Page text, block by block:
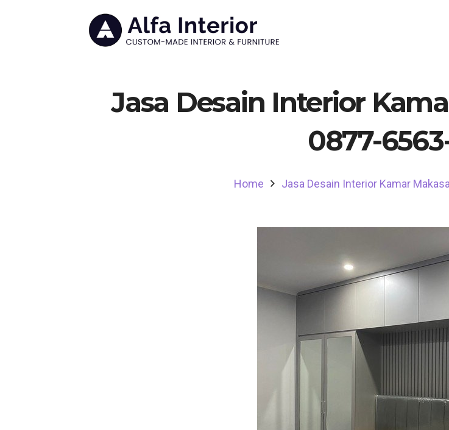
Jasa Desain Interior
0877-
Home Jasa Desain Interior Kamar